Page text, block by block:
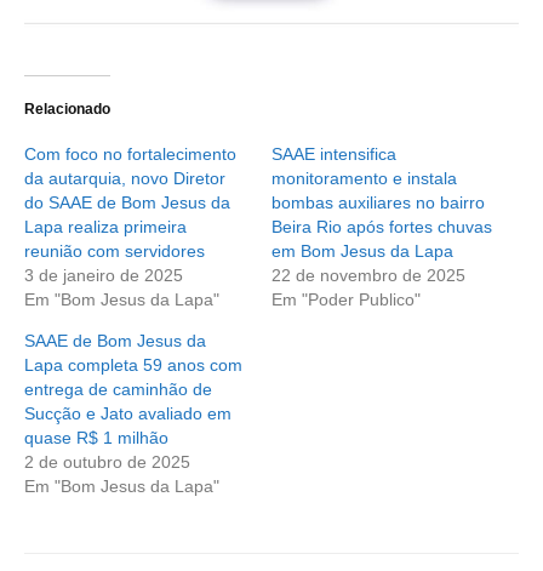
Relacionado
Com foco no fortalecimento
da autarquia, novo Diretor
do SAAE de Bom Jesus da
Lapa realiza primeira
reunião com servidores
3 de janeiro de 2025
Em "Bom Jesus da Lapa"
SAAE intensifica
monitoramento e instala
bombas auxiliares no bairro
Beira Rio após fortes chuvas
em Bom Jesus da Lapa
22 de novembro de 2025
Em "Poder Publico"
SAAE de Bom Jesus da
Lapa completa 59 anos com
entrega de caminhão de
Sucção e Jato avaliado em
quase R$ 1 milhão
2 de outubro de 2025
Em "Bom Jesus da Lapa"